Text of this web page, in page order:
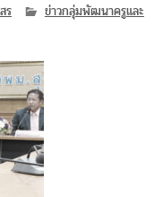
ร
ข่าวกลุ่มพัฒนาครูและ